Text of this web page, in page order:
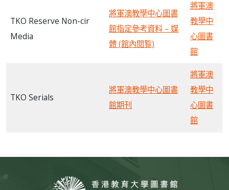
TKO Reserve Non-cir
Media
將軍澳教學中心圖書
館指定參考資料 – 媒
體 (館內閱覧)
將軍澳
教學中
心圖書
館
TKO Serials
將軍澳教學中心圖書
館期刊
將軍澳
教學中
心圖書
館